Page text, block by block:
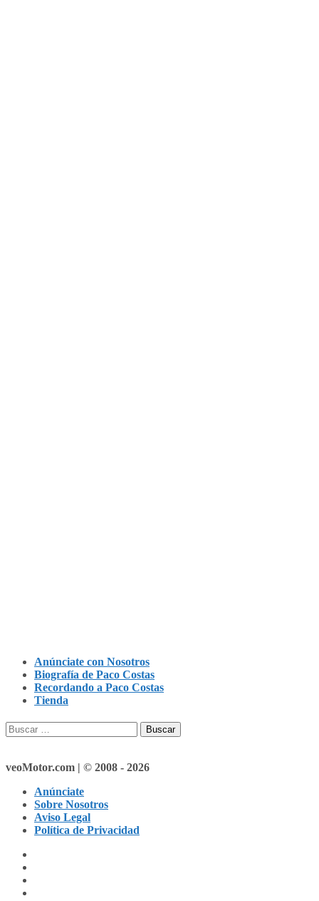
Anúnciate con Nosotros
Biografía de Paco Costas
Recordando a Paco Costas
Tienda
Buscar:
veoMotor.com | © 2008 - 2026
Anúnciate
Sobre Nosotros
Aviso Legal
Política de Privacidad